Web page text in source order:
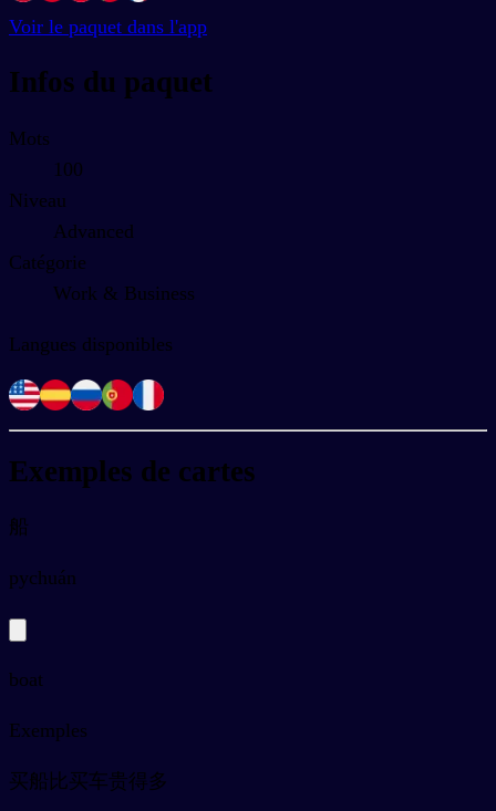
Voir le paquet dans l'app
Infos du paquet
Mots
100
Niveau
Advanced
Catégorie
Work & Business
Langues disponibles
Exemples de cartes
船
pychuán
boat
Exemples
买船比买车贵得多